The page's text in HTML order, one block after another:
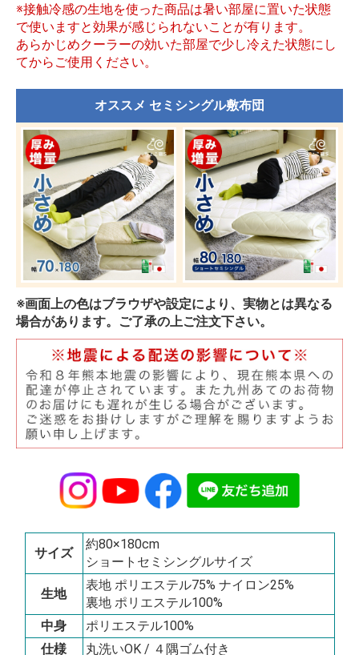
※接触冷感の生地を使った商品は暑い部屋に置いた状態
で使いますと効果が感じられないことが有ります。
あらかじめクーラーの効いた部屋で少し冷えた状態にし
てからご使用ください。
オススメ セミシングル敷布団
※画面上の色はブラウザや設定により、実物とは異なる
場合があります。ご了承の上ご注文下さい。
サイズ
約80×180cm
ショートセミシングルサイズ
生地
表地 ポリエステル75% ナイロン25%
裏地 ポリエステル100%
中身
ポリエステル100%
仕様
丸洗いOK / ４隅ゴム付き